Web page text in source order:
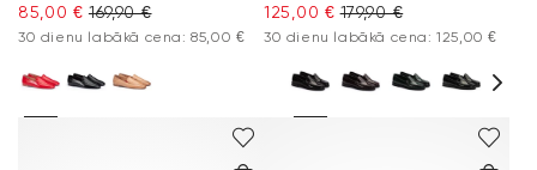
85,00 € 169,90 €
30 dienu labākā cena: 85,00 €
125,00 € 179,90 €
30 dienu labākā cena: 125,00 €